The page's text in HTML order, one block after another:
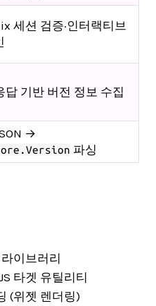
세션 검증·인터랙티브
답 기반 버전 정보 수집
→
파싱
이브러리
타겟 유틸리티
(위젯 렌더링)